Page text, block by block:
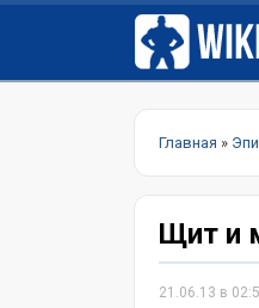
Главная »
Щит и
21.06.13 в